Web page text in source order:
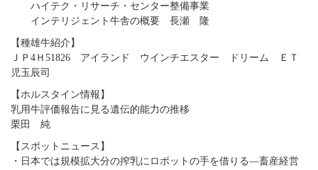
ハイテク・リサーチ・センター整備事業
インテリジェント牛舎の概要 長瀬 隆
【種雄牛紹介】
ＪＰ4Ｈ51826 アイランド ウインチエスター ドリーム ＥＴ
児玉辰司
【ホルスタイン情報】
乳用牛評価報告に見る遺伝的能力の推移
栗田 純
【スポットニュース】
・日本では規模拡大分の搾乳にロボットの手を借りる―畜産経営